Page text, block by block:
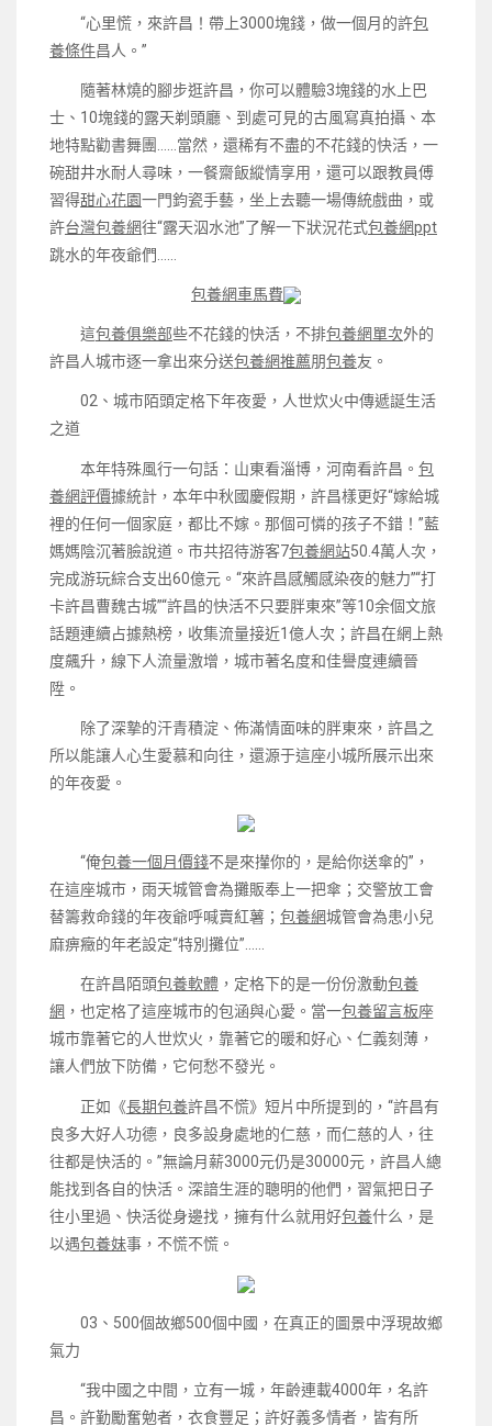
“心里慌，來許昌！帶上3000塊錢，做一個月的許包
養條件昌人。”
隨著林燒的腳步逛許昌，你可以體驗3塊錢的水上巴
士、10塊錢的露天剃頭廳、到處可見的古風寫真拍攝、本
地特點勸書舞團……當然，還稀有不盡的不花錢的快活，一
碗甜井水耐人尋味，一餐齋飯縱情享用，還可以跟教員傅
習得甜心花園一門鈞瓷手藝，坐上去聽一場傳統戲曲，或
許台灣包養網往“露天泅水池”了解一下狀況花式包養網ppt
跳水的年夜爺們……
包養網車馬費
這包養俱樂部些不花錢的快活，不排包養網單次外的
許昌人城市逐一拿出來分送包養網推薦朋包養友。
02、城市陌頭定格下年夜愛，人世炊火中傳遞誕生活
之道
本年特殊風行一句話：山東看淄博，河南看許昌。 包
養網評價據統計，本年中秋國慶假期，許昌樣更好“嫁給城
裡的任何一個家庭，都比不嫁。那個可憐的孩子不錯！”藍
媽媽陰沉著臉說道。市共招待游客7包養網站50.4萬人次，
完成游玩綜合支出60億元。“來許昌感觸感染夜的魅力”“打
卡許昌曹魏古城”“許昌的快活不只要胖東來”等10余個文旅
話題連續占據熱榜，收集流量接近1億人次；許昌在網上熱
度飆升，線下人流量激增，城市著名度和佳譽度連續晉
陞。
除了深摯的汗青積淀、佈滿情面味的胖東來，許昌之
所以能讓人心生愛慕和向往，還源于這座小城所展示出來
的年夜愛。
“俺包養一個月價錢不是來攆你的，是給你送傘的”，
在這座城市，雨天城管會為攤販奉上一把傘；交警放工會
替籌救命錢的年夜爺呼喊賣紅薯； 包養網城管會為患小兒
麻痹癥的年老設定“特別攤位”……
在許昌陌頭包養軟體 ，定格下的是一份份激動包養
網 ，也定格了這座城市的包涵與心愛。當一包養留言板座
城市靠著它的人世炊火，靠著它的暖和好心、仁義刻薄，
讓人們放下防備，它何愁不發光。
正如《長期包養許昌不慌》短片中所提到的，“許昌有
良多大好人功德，良多設身處地的仁慈，而仁慈的人，往
往都是快活的。”無論月薪3000元仍是30000元，許昌人總
能找到各自的快活。深諳生涯的聰明的他們，習氣把日子
往小里過、快活從身邊找，擁有什么就用好包養什么，是
以遇包養妹事，不慌不慌。
03、500個故鄉500個中國，在真正的圖景中浮現故鄉
氣力
“我中國之中間，立有一城，年齡連載4000年，名許
昌。許勤勵奮勉者，衣食豐足；許好義多情者，皆有所